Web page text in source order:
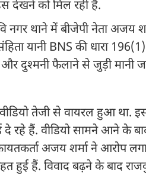
देखने को मिल रही है.
नगर थाने में बीजेपी नेता अजय
यानी BNS की धारा
दुश्मनी फैलाने से जुड़ी मानी
तेजी से वायरल हुआ था.
दे रहे हैं. वीडियो सामने आने के
अजय शर्मा ने आरोप
हुई हैं. विवाद बढ़ने के बाद